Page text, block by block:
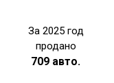
За 2025 год
продано
709 авто.